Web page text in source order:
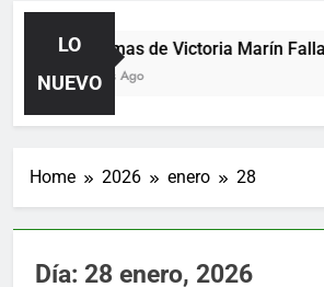
LO
NUEVO
Poemas de Victoria Marín Fallas
2 Días Ago
Home 2026 enero 28
Día: 28 enero, 2026